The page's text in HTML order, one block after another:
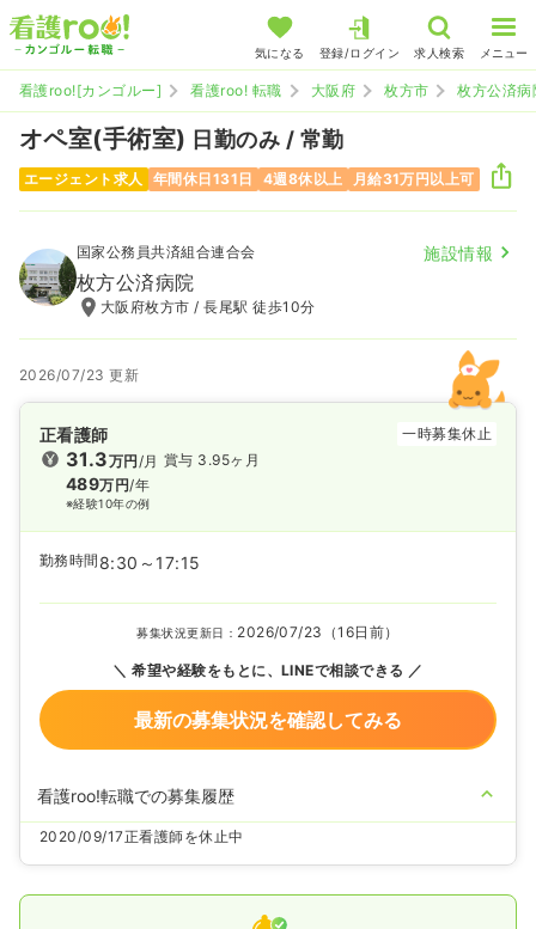
気になる 登録/ログイン 求人検索 メニュー
看護roo![カンゴルー] 看護roo! 転職 大阪府 枚方市 枚方公済病
オペ室(手術室) 日勤のみ / 常勤
エージェント求人 年間休日131日 4週8休以上 月給31万円以上可
国家公務員共済組合連合会 施設情報
枚方公済病院
大阪府枚方市 / 長尾駅 徒歩10分
2026/07/23 更新
正看護師 一時募集休止
31.3万円/月
489万円/年
※経験10年の例
賞与 3.95ヶ月
勤務時間 8:30～17:15
募集状況更新日： 2026/07/23（16日前）
希望や経験をもとに、LINEで相談できる
最新の募集状況を確認してみる
看護roo!転職での募集履歴
2020/09/17正看護師を休止中